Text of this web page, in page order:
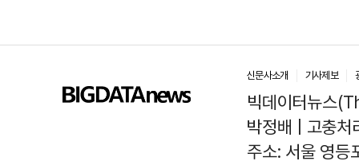
신문사소개 기사제보
빅데이터뉴스
박정배 | 고충
주소: 서울 영